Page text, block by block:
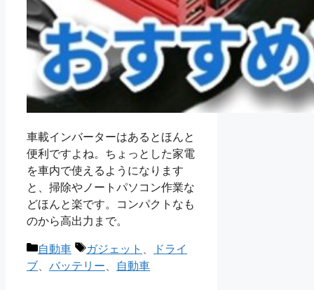
車載インバーターはあるとほんと
便利ですよね。ちょっとした家電
を車内で使えるようになります
と、掃除やノートパソコン作業な
どほんと楽です。コンパクトなも
のから高出力まで。
カ
テ
自動車
タ
グ
ガジェット
ドライ
ブ
バッテリー 自動車